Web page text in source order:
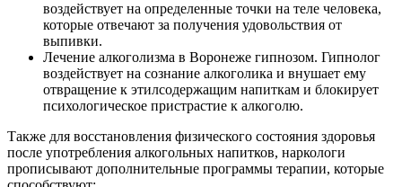
воздействует на определенные точки на теле человека,
которые отвечают за получения удовольствия от
выпивки.
Лечение алкоголизма в Воронеже гипнозом. Гипнолог
воздействует на сознание алкоголика и внушает ему
отвращение к этилсодержащим напиткам и блокирует
психологическое пристрастие к алкоголю.
Также для восстановления физического состояния здоровья
после употребления алкогольных напитков, наркологи
прописывают дополнительные программы терапии, которые